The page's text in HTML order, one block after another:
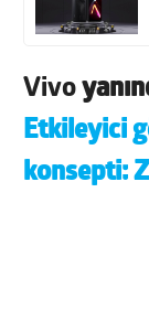
Vivo
Etkileyici
konsepti: